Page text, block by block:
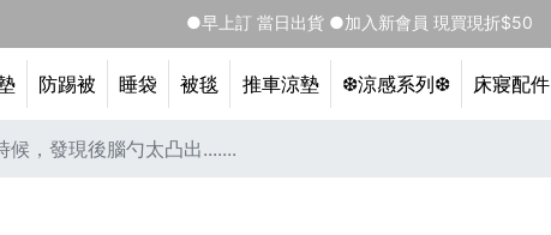
防踢被 睡袋 被毯 推車涼墊 ❆涼感系列❆ 床寢配件
●早上訂 當日出貨 ●加入新會員 現買現折$50
候，發現後腦勺太凸出.......